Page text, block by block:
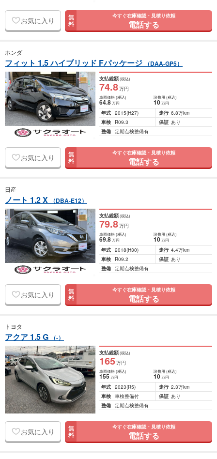
お気に入り 無
料
今すぐ在庫確認・見積り依頼
電話する
ホンダ
フィット 1.5 ハイブリッド Fパッケージ （DAA-GP5）
支払総額(税込)
74.8万円
車両価格(税込)
64.8万円
諸費用 (税込)
10 万円
年式 2015(H27) 走行 6.8万km
車検
R09.3 保証 あり
整備 定期点検整備有
お気に入り 無
料
今すぐ在庫確認・見積り依頼
電話する
日産
ノート 1.2 X （DBA-E12）
支払総額(税込)
79.8万円
車両価格(税込)
69.8万円
諸費用 (税込)
10 万円
年式 2018(H30) 走行 4.4万km
車検
R09.2 保証 あり
整備 定期点検整備有
お気に入り 無
料
今すぐ在庫確認・見積り依頼
電話する
トヨタ
アクア 1.5 G （-）
支払総額(税込)
165万円
車両価格(税込)
155万円
諸費用 (税込)
10 万円
年式 2023(R5) 走行 2.3万km
車検 車検整備付 保証 あり
整備 定期点検整備有
お気に入り 無
料
今すぐ在庫確認・見積り依頼
電話する